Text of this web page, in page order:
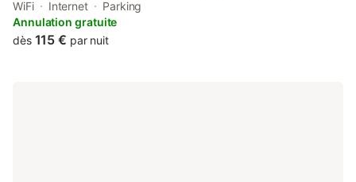
accommodation situated in Fontaine-de-Vaucluse, 35 km from
Avignon TGV Train Station and 36 km from Papal Palace.
WiFi Internet
Parking
Annulation gratuite
dès 115 € par nuit